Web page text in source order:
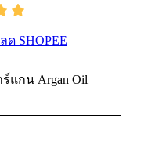
SHOPEE
แกน Argan Oil